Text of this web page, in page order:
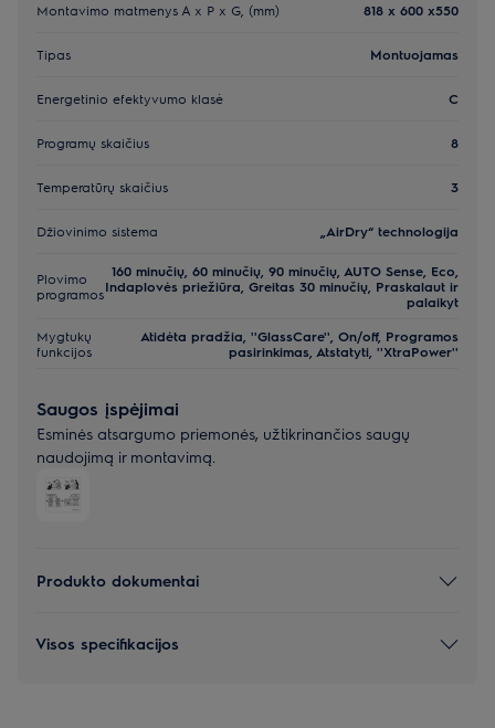
Montavimo matmenys A x P x G, (mm) 818 x 600 x550
Tipas Montuojamas
Energetinio efektyvumo klasė C
Programų skaičius 8
Temperatūrų skaičius 3
Džiovinimo sistema „AirDry“ technologija
Plovimo
programos
160 minučių, 60 minučių, 90 minučių, AUTO Sense, Eco,
Indaplovės priežiūra, Greitas 30 minučių, Praskalaut ir
palaikyt
Mygtukų
funkcijos
Atidėta pradžia, ''GlassCare'', On/off, Programos
pasirinkimas, Atstatyti, ''XtraPower''
Saugos įspėjimai
Esminės atsargumo priemonės, užtikrinančios saugų
naudojimą ir montavimą.
Produkto dokumentai
Visos specifikacijos